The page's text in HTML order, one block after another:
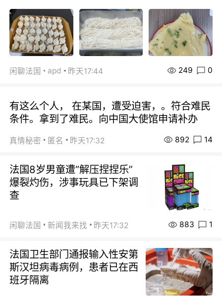
闲聊法国 apd 昨天17:44 249 0
有这么个人， 在某国，遭受迫害，。符合难民
条件。拿到了难民。向中国大使馆申请补办
真情秘密 匿名 昨天17:32 892 14
法国8岁男童遭“解压捏捏乐”
爆裂灼伤，涉事玩具已下架调
查
闲聊法国 新闻我来找 昨天17:32 883 1
法国卫生部门通报输入性安第
斯汉坦病毒病例，患者已在西
班牙隔离